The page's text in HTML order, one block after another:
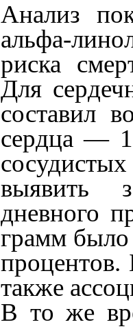
Анализ
альфа-
риска
Для
составил
сердца —
выявить
дневного
грамм было
процентов.
также
В то же